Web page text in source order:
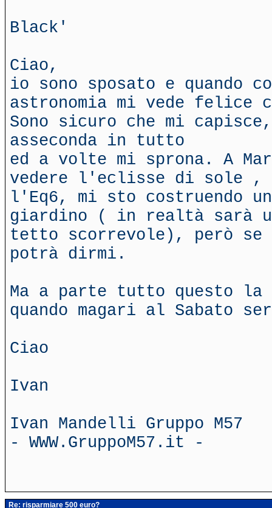
Black'
Ciao,
io sono sposato e quando
astronomia mi vede felice
Sono sicuro che mi
asseconda in tutto
ed a volte mi sprona. A
vedere l'eclisse di sole , a
l'Eq6, mi sto costruendo
giardino ( in realtà sarà
tetto scorrevole), però se
potrà dirmi.
Ma a parte tutto questo
quando magari al
Ciao
Ivan
Ivan Mandelli Gruppo M57
- WWW.GruppoM57.it -
Re: risparmiare 500 euro?